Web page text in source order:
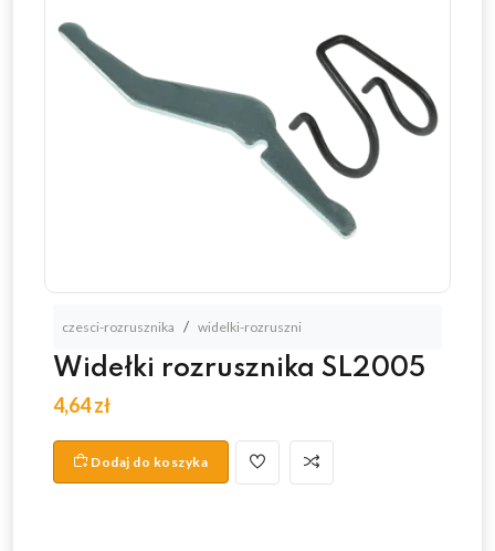
czesci-rozrusznika widelki-rozruszni
Widełki rozrusznika SL2005
4,64 zł
Dodaj do koszyka